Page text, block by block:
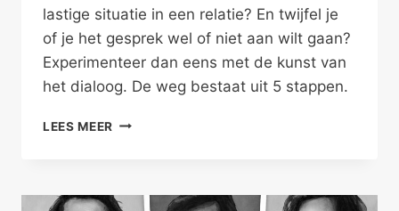
lastige situatie in een relatie? En twijfel je
of je het gesprek wel of niet aan wilt gaan?
Experimenteer dan eens met de kunst van
het dialoog. De weg bestaat uit 5 stappen.
LEES MEER DE
DIALOOG